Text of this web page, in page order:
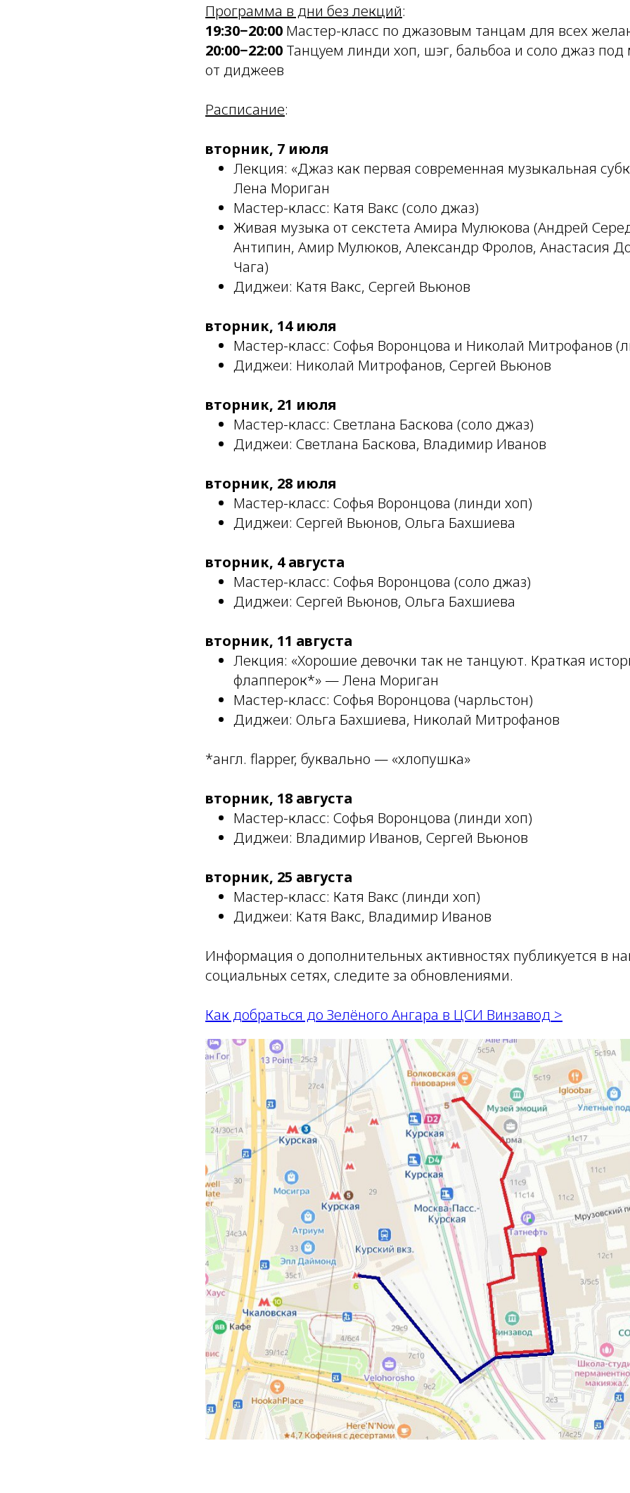
Программа в дни без лекций:
19:30−20:00 Мастер-класс по джазовым танцам для всех
20:00−22:00 Танцуем линди хоп, шэг, бальбоа и соло джаз под
от диджеев
Расписание:
вторник, 7 июля
Лекция: «Джаз как первая современная музыкальная
Лена Мориган
Мастер-класс: Катя Вакс (соло джаз)
Живая музыка от секстета Амира Мулюкова (Андрей
Антипин, Амир Мулюков, Александр Фролов, Анастасия
Чага)
Диджеи: Катя Вакс, Сергей Вьюнов
вторник, 14 июля
Мастер-класс: Софья Воронцова и Николай Митрофанов
Диджеи: Николай Митрофанов, Сергей Вьюнов
вторник, 21 июля
Мастер-класс: Светлана Баскова (соло джаз)
Диджеи: Светлана Баскова, Владимир Иванов
вторник, 28 июля
Мастер-класс: Софья Воронцова (линди хоп)
Диджеи: Сергей Вьюнов, Ольга Бахшиева
вторник, 4 августа
Мастер-класс: Софья Воронцова (соло джаз)
Диджеи: Сергей Вьюнов, Ольга Бахшиева
вторник, 11 августа
Лекция: «Хорошие девочки так не танцуют. Краткая
флапперок*» — Лена Мориган
Мастер-класс: Софья Воронцова (чарльстон)
Диджеи: Ольга Бахшиева, Николай Митрофанов
*англ. flapper, буквально — «хлопушка»
вторник, 18 августа
Мастер-класс: Софья Воронцова (линди хоп)
Диджеи: Владимир Иванов, Сергей Вьюнов
вторник, 25 августа
Мастер-класс: Катя Вакс (линди хоп)
Диджеи: Катя Вакс, Владимир Иванов
Информация о дополнительных активностях публикуется в
социальных сетях, следите за обновлениями.
Как добраться до Зелёного Ангара в ЦСИ Винзавод >